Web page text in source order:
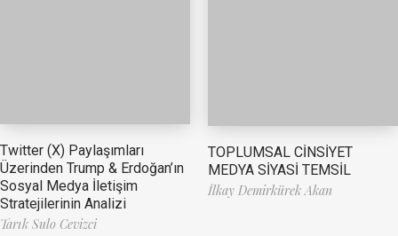
Twitter (X) Paylaşımları
Üzerinden Trump & Erdoğan’ın
Sosyal Medya İletişim
Stratejilerinin Analizi
Tarık Sulo Cevizci
TOPLUMSAL CİNSİYET
MEDYA SİYASİ TEMSİL
İlkay Demirkürek Akan